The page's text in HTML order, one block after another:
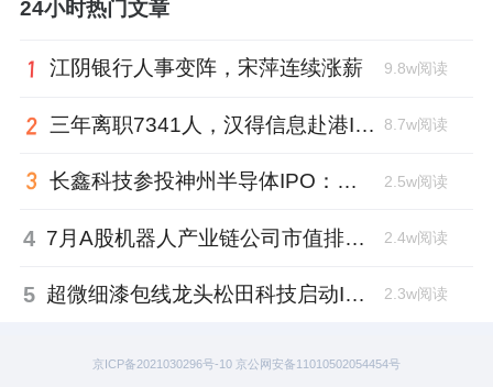
24小时热门文章
江阴银行人事变阵，宋萍连续涨薪 9.8w阅读
三年离职7341人，汉得信息赴港IPO前欠缴社保1.55亿元 8.7w阅读
长鑫科技参投神州半导体IPO：朱培文、陈觉晓变现2.6亿，董秘和保荐人有旧 2.5w阅读
4 7月A股机器人产业链公司市值排行：大族激光跌去四成，奥比中光跻身前三 2.4w阅读
5 超微细漆包线龙头松田科技启动IPO：东方证券辅导，君联资本加持 2.3w阅读
京ICP备2021030296号-10 京公网安备11010502054454号